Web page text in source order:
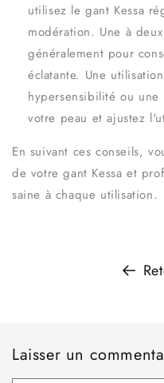
utilisez le gant Kessa
modération. Une à
généralement pour
éclatante. Une
hypersensibilité ou
votre peau et ajustez
En suivant ces conseils,
de votre gant Kessa et
saine à chaque utilisation.
Laisser un